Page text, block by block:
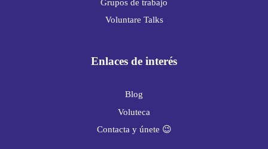
Grupos de trabajo
Voluntare Talks
Enlaces de interés
Blog
Voluteca
Contacta y únete 😉